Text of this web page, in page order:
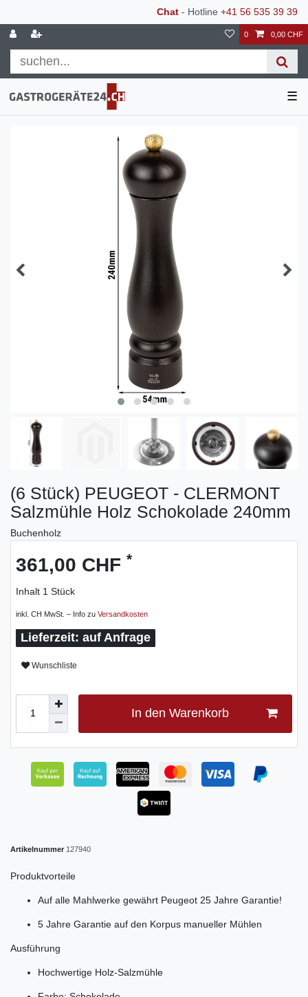
Chat - Hotline +41 56 535 39 39
0 0,00 CHF
☰
(6 Stück) PEUGEOT - CLERMONT
Salzmühle Holz Schokolade 240mm
Buchenholz
361,00 CHF *
Inhalt 1 Stück
inkl. CH MwSt. – Info zu Versandkosten
auf Anfrage
Wunschliste
In den Warenkorb
Artikelnummer 127940
Produktvorteile
Auf alle Mahlwerke gewährt Peugeot 25 Jahre Garantie!
5 Jahre Garantie auf den Korpus manueller Mühlen
Ausführung
Hochwertige Holz-Salzmühle